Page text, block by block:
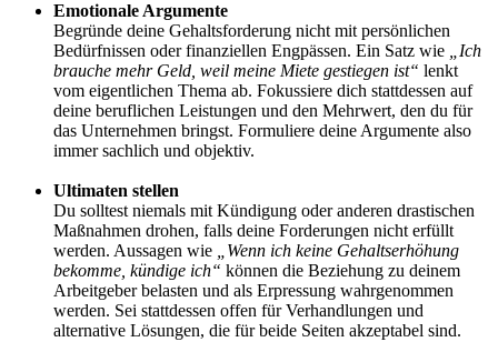
Emotionale Argumente
Begründe deine Gehaltsforderung nicht mit persönlichen
Bedürfnissen oder finanziellen Engpässen. Ein Satz wie
„Ich
brauche mehr Geld, weil meine Miete gestiegen ist“ lenkt
vom eigentlichen Thema ab. Fokussiere dich stattdessen auf
deine beruflichen Leistungen und den Mehrwert, den du für
das Unternehmen bringst. Formuliere deine Argumente also
immer sachlich und objektiv.
Ultimaten stellen
Du solltest niemals mit Kündigung oder anderen drastischen
Maßnahmen drohen, falls deine Forderungen nicht erfüllt
werden. Aussagen wie „Wenn ich keine Gehaltserhöhung
bekomme, kündige ich“ können die Beziehung zu deinem
Arbeitgeber belasten und als Erpressung wahrgenommen
werden. Sei stattdessen offen für Verhandlungen und
alternative Lösungen, die für beide Seiten akzeptabel sind.